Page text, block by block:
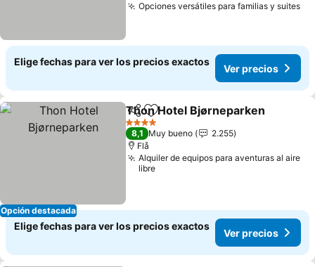
Opciones versátiles para familias y suites
Elige fechas para ver los precios exactos
Ver precios
Opción destacada
Compartir
Agregar a favoritos
Thon Hotel Bjørneparken
4 Estrellas
8,1 Muy bueno
2.255
Flå
Alquiler de equipos para aventuras al aire
libre
Elige fechas para ver los precios exactos
Ver precios